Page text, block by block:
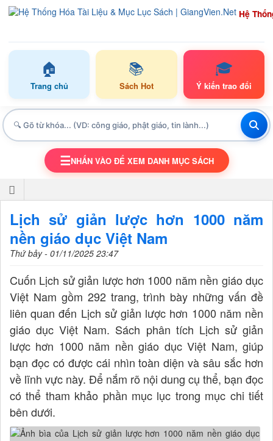
Hệ
🏠
Trang chủ
📚
Sách Hot
🎓
Ý kiến trao đổi
TOGGLE NAVIGATION
☰NHẤN VÀO ĐỂ XEM DANH MỤC SÁCH
Lịch sử giản lược hơn 1000 năm
nền giáo dục Việt Nam
Thứ bảy - 01/11/2025 23:47
Cuốn Lịch sử giản lược hơn 1000 năm nền giáo dục
Việt Nam gồm 292 trang, trình bày những vấn đề
liên quan đến Lịch sử giản lược hơn 1000 năm nền
giáo dục Việt Nam. Sách phân tích Lịch sử giản
lược hơn 1000 năm nền giáo dục Việt Nam, giúp
bạn đọc có được cái nhìn toàn diện và sâu sắc hơn
về lĩnh vực này. Để nắm rõ nội dung cụ thể, bạn đọc
có thể tham khảo phần mục lục trong mục chi tiết
bên dưới.